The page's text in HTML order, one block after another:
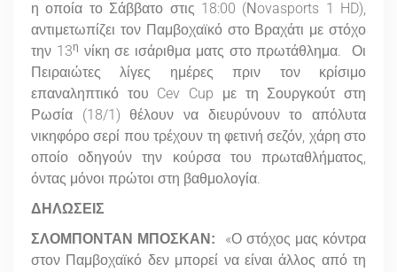
η οποία το Σάββατο στις 18:00 (Νovasports 1 HD),
αντιμετωπίζει τον Παμβοχαϊκό στο Βραχάτι με στόχο
την 13η νίκη σε ισάριθμα ματς στο πρωτάθλημα. Οι
Πειραιώτες λίγες ημέρες πριν τον κρίσιμο
επαναληπτικό του Cev Cup με τη Σουργκούτ στη
Ρωσία (18/1) θέλουν να διευρύνουν το απόλυτα
νικηφόρο σερί που τρέχουν τη φετινή σεζόν, χάρη στο
οποίο οδηγούν την κούρσα του πρωταθλήματος,
όντας μόνοι πρώτοι στη βαθμολογία.
ΔΗΛΩΣΕΙΣ
ΣΛΟΜΠΟΝΤΑΝ ΜΠΟΣΚΑΝ:
«Ο στόχος μας κόντρα
στον Παμβοχαϊκό δεν μπορεί να είναι άλλος από τη